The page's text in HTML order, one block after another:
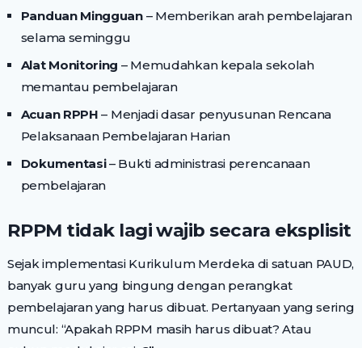
Panduan Mingguan– Memberikan arah pembelajaran
selama seminggu
Alat Monitoring – Memudahkan kepala sekolah
memantau pembelajaran
Acuan RPPH – Menjadi dasar penyusunan Rencana
Pelaksanaan Pembelajaran Harian
Dokumentasi– Bukti administrasi perencanaan
pembelajaran
RPPM tidak lagi wajib secara eksplisit
Sejak implementasi Kurikulum Merdeka di satuan PAUD,
banyak guru yang bingung dengan perangkat
pembelajaran yang harus dibuat. Pertanyaan yang sering
muncul: “Apakah RPPM masih harus dibuat? Atau